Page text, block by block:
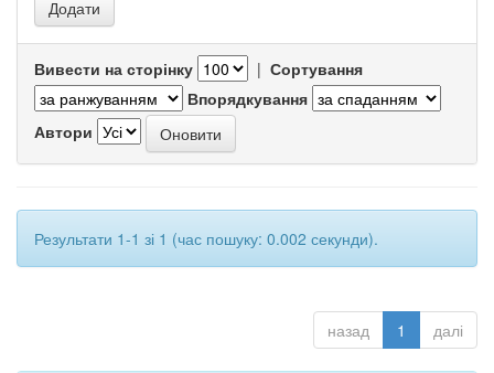
Вивести на сторінку | Сортування
Впорядкування
Автори
Результати 1-1 зі 1 (час пошуку: 0.002 секунди).
назад 1 далі